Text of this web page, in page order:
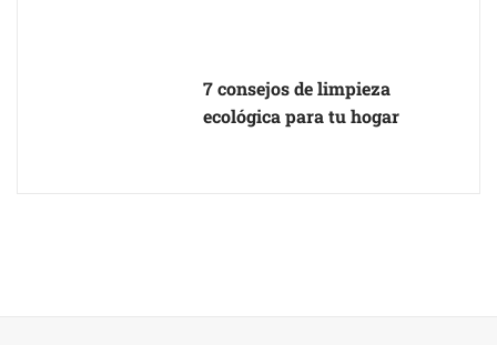
7 consejos de limpieza
ecológica para tu hogar